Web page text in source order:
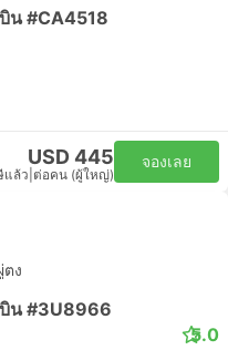
น #CA4518
USD 445
แล้ว ต่อคน (ผู้ใหญ่)
จองเลย
ง
น #3U8966
5.0